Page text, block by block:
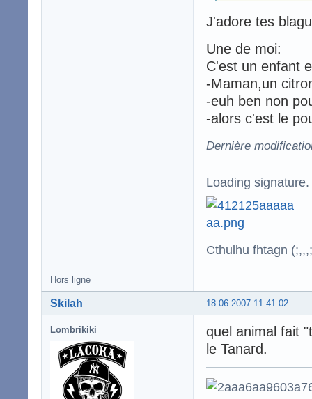
J'adore tes
Une de moi:
C'est un enfant
-Maman,un
-euh ben non
-alors c'est le
Dernière
Loading signature.
Cthulhu fhtagn
Hors ligne
18.06.2007 11:41:02
Skilah
Lombrikiki
quel animal fait
le Tanard.